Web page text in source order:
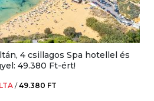
4 csillagos Spa hotellel és
49.380 Ft-ért!
/49.380 FT